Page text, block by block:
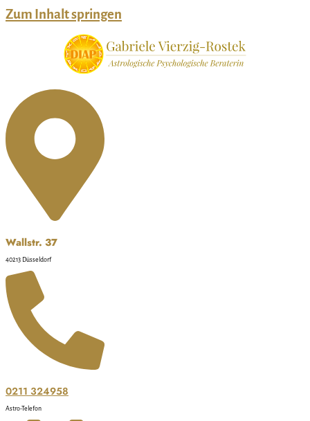
Zum Inhalt springen
Wallstr. 37
40213 Düsseldorf
0211 324958
Astro-Telefon